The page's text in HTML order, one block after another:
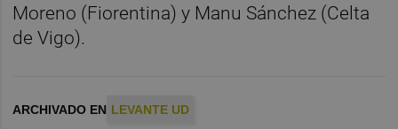
Moreno (Fiorentina) y Manu Sánchez (Celta
de Vigo).
ARCHIVADO EN LEVANTE UD